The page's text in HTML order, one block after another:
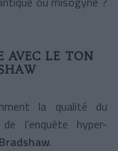
AVEC LE TON
la qualité du
l’enquête hyper-
.